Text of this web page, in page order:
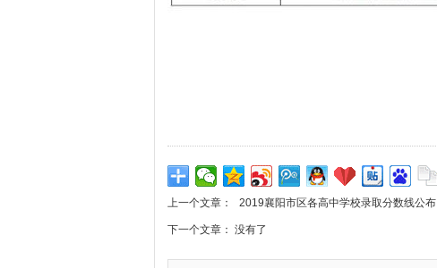
上一个文章： 2019襄阳市区各高中学校录取分数线公布
下一个文章： 没有了